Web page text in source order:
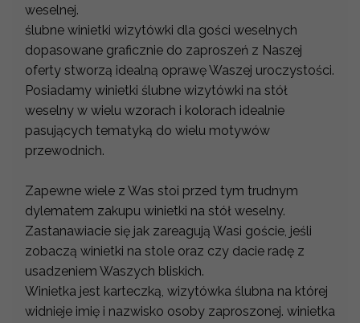
weselnej.
ślubne winietki wizytówki dla gości weselnych
dopasowane graficznie do zaproszeń z Naszej
oferty stworzą idealną oprawę Waszej uroczystości.
Posiadamy winietki ślubne wizytówki na stół
weselny w wielu wzorach i kolorach idealnie
pasujących tematyką do wielu motywów
przewodnich.
Zapewne wiele z Was stoi przed tym trudnym
dylematem zakupu winietki na stół weselny.
Zastanawiacie się jak zareagują Wasi goście, jeśli
zobaczą winietki na stole oraz czy dacie radę z
usadzeniem Waszych bliskich.
Winietka jest karteczką, wizytówka ślubna na której
widnieje imię i nazwisko osoby zaproszonej. winietka